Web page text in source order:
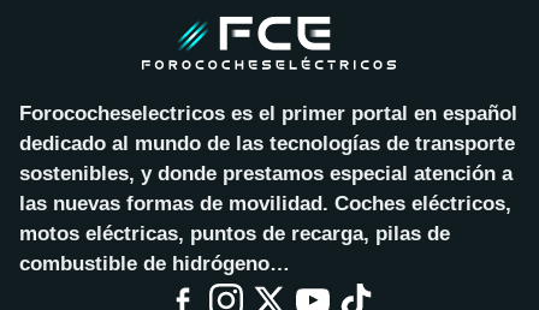
Forococheselectricos es el primer portal en español
dedicado al mundo de las tecnologías de transporte
sostenibles, y donde prestamos especial atención a
las nuevas formas de movilidad. Coches eléctricos,
motos eléctricas, puntos de recarga, pilas de
combustible de hidrógeno…